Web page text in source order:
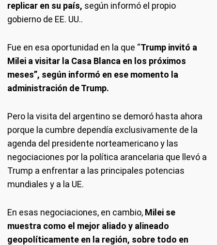
replicar en su país, según informó el propio
gobierno de EE. UU..
Fue en esa oportunidad en la que “Trump invitó a
Milei a visitar la Casa Blanca en los próximos
meses”, según informó en ese momento la
administración de Trump.
Pero la visita del argentino se demoró hasta ahora
porque la cumbre dependía exclusivamente de la
agenda del presidente norteamericano y las
negociaciones por la política arancelaria que llevó a
Trump a enfrentar a las principales potencias
mundiales y a la UE.
En esas negociaciones, en cambio, Milei se
muestra como el mejor aliado y alineado
geopolíticamente en la región, sobre todo en